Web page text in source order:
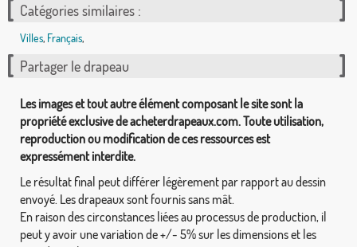
Catégories similaires :
Villes, Français,
Partager le drapeau
Les images et tout autre élément composant le site sont la
propriété exclusive de acheterdrapeaux.com. Toute utilisation,
reproduction ou modification de ces ressources est
expressément interdite.
Le résultat final peut différer légèrement par rapport au dessin
envoyé. Les drapeaux sont fournis sans mât.
En raison des circonstances liées au processus de production, il
peut y avoir une variation de +/- 5% sur les dimensions et les